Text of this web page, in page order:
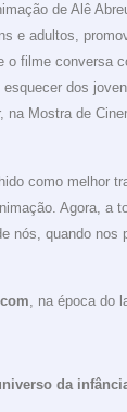
de Alê
e adultos,
o filme conversa
dos
Mostra de
como melhor
Agora, a
nós, quando
, na época do
da